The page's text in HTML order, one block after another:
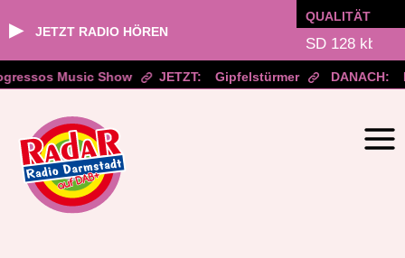
▶ JETZT RADIO HÖREN
QUALITÄT
Music Show JETZT: Gipfelstürmer DANACH:
springen